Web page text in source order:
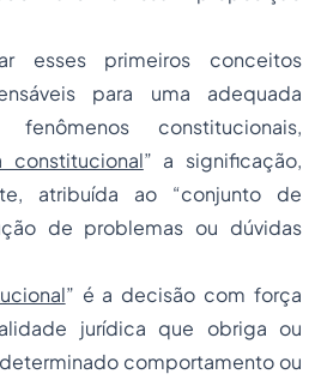
esses primeiros conceitos
para uma adequada
constitucionais,
constitucional” a significação,
atribuída ao “conjunto de
de problemas ou dúvidas
” é a decisão com força
jurídica que obriga ou
comportamento ou